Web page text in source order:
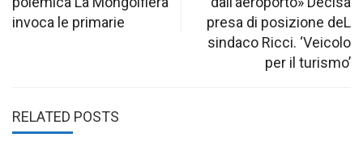
invoca le primarie
presa di posizione deL
sindaco Ricci. ‘Veicolo
per il turismo’
RELATED POSTS